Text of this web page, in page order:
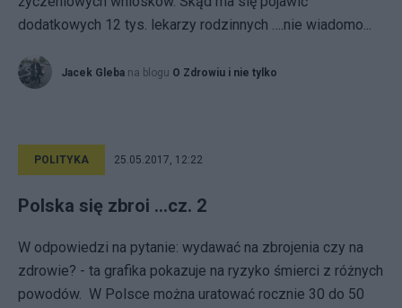
dodatkowych 12 tys. lekarzy rodzinnych ….nie wiadomo...
Jacek Gleba na blogu O Zdrowiu i nie tylko
POLITYKA 25.05.2017, 12:22
Polska się zbroi ...cz. 2
W odpowiedzi na pytanie: wydawać na zbrojenia czy na
zdrowie? - ta grafika pokazuje na ryzyko śmierci z różnych
powodów. W Polsce można uratować rocznie 30 do 50